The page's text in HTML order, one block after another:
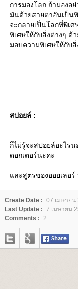
การมองโลก ถ้ามองอ
มันด้วยสายตาอันเป็น
จะกลายเป็นโลกที่พิเ
พิเศษให้กับสิ่งต่างๆ
มอบความพิเศษให้กับ
สปอยล์ :
ก็ไม่รู้จะสปอยล์อะไร
ดอกเตอร์นะคะ
ละสูตรของออยเลอร์
Create Date : 07 เมษายน
Last Update : 7 เมษายน
Comments : 2